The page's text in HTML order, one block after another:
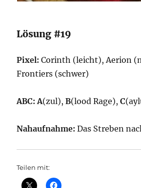
Lösung #19
Pixel: Corinth (leicht), Aerion
Frontiers (schwer)
ABC: A(zul),B(lood Rage),C
Nahaufnahme: Das Streben
Teilen mit: